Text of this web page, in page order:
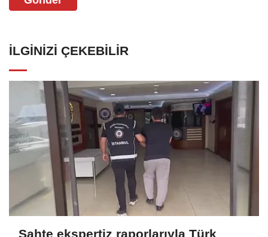
İLGINIZI ÇEKEBILIR
Sahte ekspertiz raporlarıyla Türk